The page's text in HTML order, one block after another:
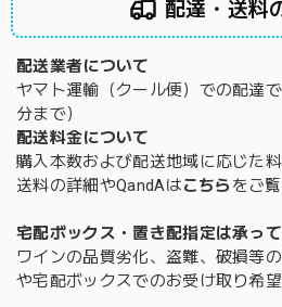
配達・送料
配送業者について
ヤマト運輸（クール便）での配達
分まで）
配送料金について
購入本数および配送地域に応じた
送料の詳細やQandAはこちら をご
宅配ボックス・置き配指定は承って
ワインの品質劣化、盗難、破損等
や宅配ボックスでのお受け取り希望